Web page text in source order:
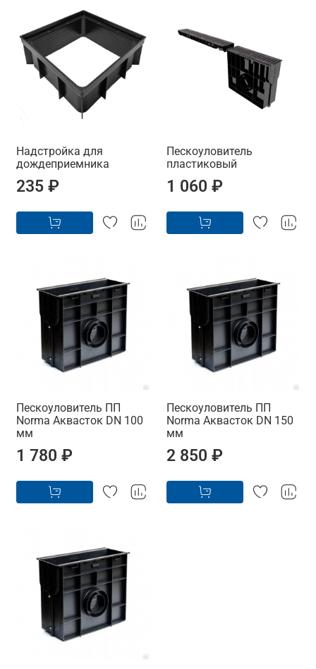
Надстройка для
дождеприемника
235 ₽
Пескоуловитель
пластиковый
1 060 ₽
Пескоуловитель ПП
Norma Аквасток DN 100
мм
1 780 ₽
Пескоуловитель ПП
Norma Аквасток DN 150
мм
2 850 ₽